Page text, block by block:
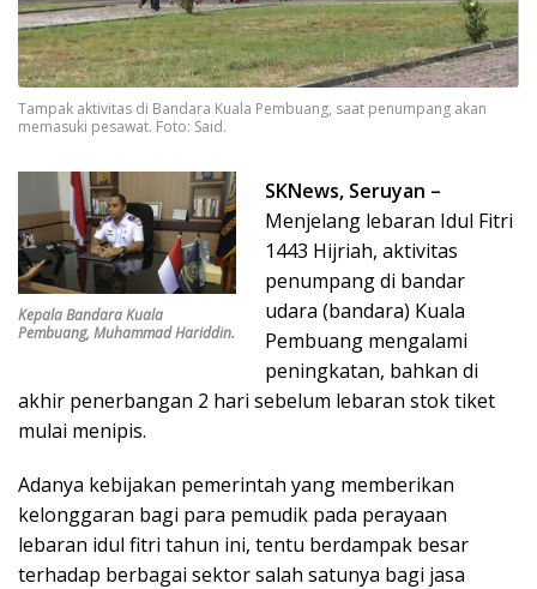
Tampak aktivitas di Bandara Kuala Pembuang, saat penumpang akan
memasuki pesawat. Foto: Said.
Kepala Bandara Kuala
Pembuang, Muhammad Hariddin.
SKNews, Seruyan –
Menjelang lebaran Idul Fitri
1443 Hijriah, aktivitas
penumpang di bandar
udara (bandara) Kuala
Pembuang mengalami
peningkatan, bahkan di
akhir penerbangan 2 hari sebelum lebaran stok tiket
mulai menipis.
Adanya kebijakan pemerintah yang memberikan
kelonggaran bagi para pemudik pada perayaan
lebaran idul fitri tahun ini, tentu berdampak besar
terhadap berbagai sektor salah satunya bagi jasa